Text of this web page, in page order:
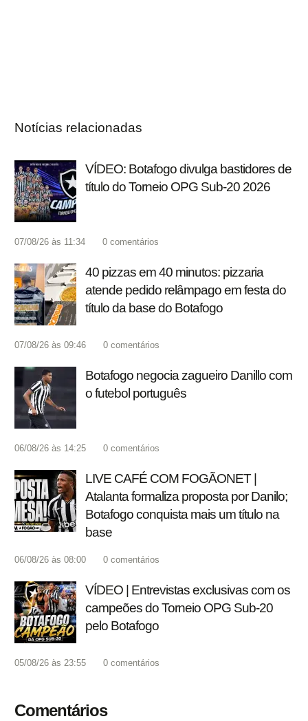
Notícias relacionadas
VÍDEO: Botafogo divulga bastidores de
título do Torneio OPG Sub-20 2026
07/08/26 às 11:34 0 comentários
40 pizzas em 40 minutos: pizzaria
atende pedido relâmpago em festa do
título da base do Botafogo
07/08/26 às 09:46 0 comentários
Botafogo negocia zagueiro Danillo com
o futebol português
06/08/26 às 14:25 0 comentários
LIVE CAFÉ COM FOGÃONET |
Atalanta formaliza proposta por Danilo;
Botafogo conquista mais um título na
base
06/08/26 às 08:00 0 comentários
VÍDEO | Entrevistas exclusivas com os
campeões do Torneio OPG Sub-20
pelo Botafogo
05/08/26 às 23:55 0 comentários
Comentários